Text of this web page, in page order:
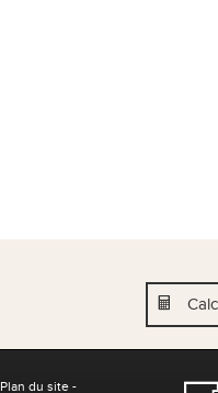
Plan du site -